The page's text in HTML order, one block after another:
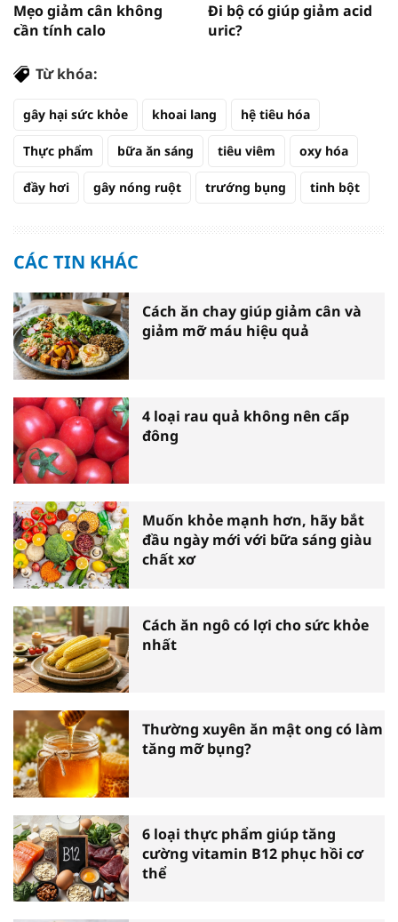
Mẹo giảm cân không
cần tính calo
Đi bộ có giúp giảm acid
uric?
Từ khóa:
gây hại sức khỏe khoai lang hệ tiêu hóa
Thực phẩm bữa ăn sáng tiêu viêm oxy hóa
đầy hơi gây nóng ruột trướng bụng tinh bột
CÁC TIN KHÁC
Cách ăn chay giúp giảm cân và
giảm mỡ máu hiệu quả
4 loại rau quả không nên cấp
đông
Muốn khỏe mạnh hơn, hãy bắt
đầu ngày mới với bữa sáng giàu
chất xơ
Cách ăn ngô có lợi cho sức khỏe
nhất
Thường xuyên ăn mật ong có làm
tăng mỡ bụng?
6 loại thực phẩm giúp tăng
cường vitamin B12 phục hồi cơ
thể